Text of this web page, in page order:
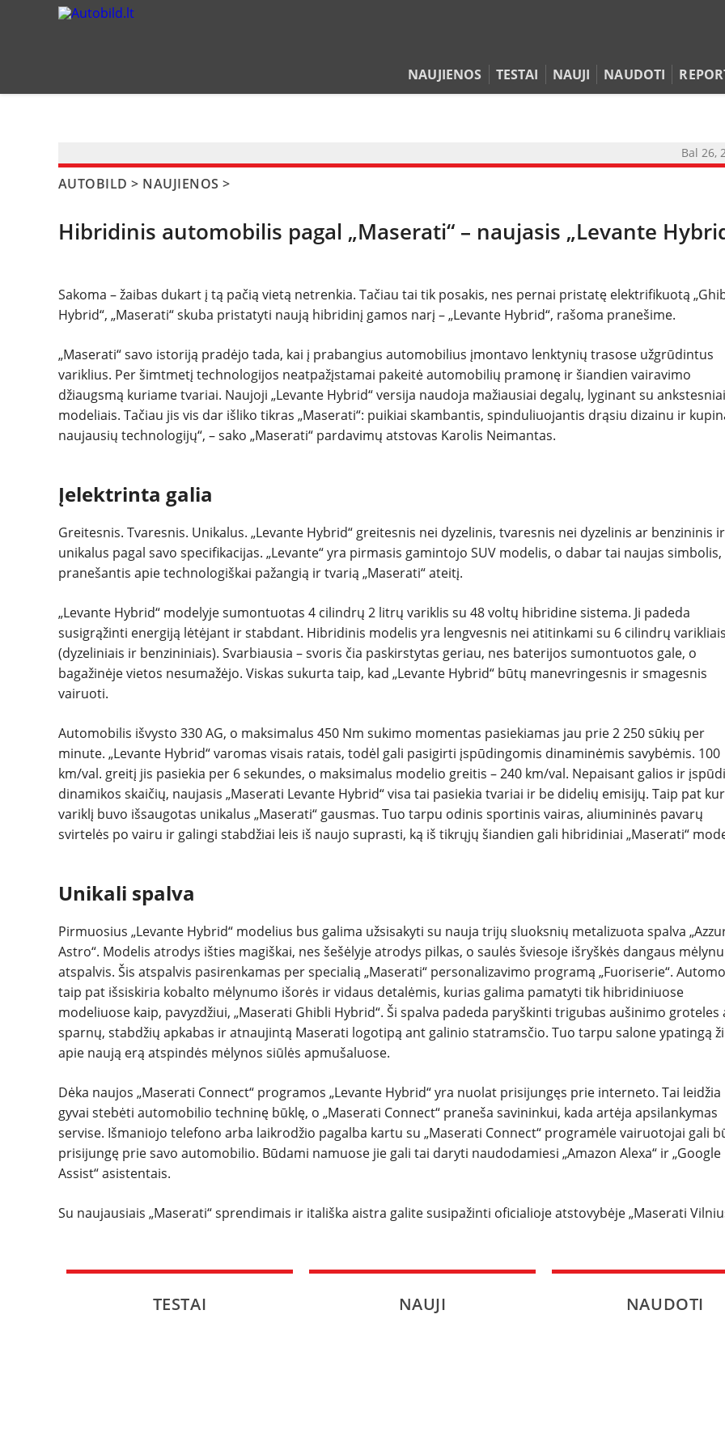
NAUJIENOS TESTAI NAUJI NAUDOTI
NAUJIENOS
NAUJI
NAUDOTI
REPORTAŽAI
ĮVAIRENYBĖS
Bal 26,
AUTOBILD > NAUJIENOS >
Hibridinis automobilis pagal „Maserati“ – naujasis „Levante
Sakoma – žaibas dukart į tą pačią vietą netrenkia. Tačiau tai tik posakis, nes pernai pristatę elektrifikuotą
Hybrid“, „Maserati“ skuba pristatyti naują hibridinį gamos narį – „Levante Hybrid“, rašoma pranešime.
„Maserati“ savo istoriją pradėjo tada, kai į prabangius automobilius įmontavo lenktynių trasose užgrūdintus
variklius. Per šimtmetį technologijos neatpažįstamai pakeitė automobilių pramonę ir šiandien vairavimo
džiaugsmą kuriame tvariai. Naujoji „Levante Hybrid“ versija naudoja mažiausiai degalų, lyginant su
modeliais. Tačiau jis vis dar išliko tikras „Maserati“: puikiai skambantis, spinduliuojantis drąsiu dizainu ir
naujausių technologijų“, – sako „Maserati“ pardavimų atstovas Karolis Neimantas.
Įelektrinta galia
Greitesnis. Tvaresnis. Unikalus. „Levante Hybrid“ greitesnis nei dyzelinis, tvaresnis nei dyzelinis ar benzininis ir
unikalus pagal savo specifikacijas. „Levante“ yra pirmasis gamintojo SUV modelis, o dabar tai naujas simbolis,
pranešantis apie technologiškai pažangią ir tvarią „Maserati“ ateitį.
„Levante Hybrid“ modelyje sumontuotas 4 cilindrų 2 litrų variklis su 48 voltų hibridine sistema. Ji padeda
susigrąžinti energiją lėtėjant ir stabdant. Hibridinis modelis yra lengvesnis nei atitinkami su 6 cilindrų varikliais
(dyzeliniais ir benzininiais). Svarbiausia – svoris čia paskirstytas geriau, nes baterijos sumontuotos gale, o
bagažinėje vietos nesumažėjo. Viskas sukurta taip, kad „Levante Hybrid“ būtų manevringesnis ir smagesnis
vairuoti.
Automobilis išvysto 330 AG, o maksimalus 450 Nm sukimo momentas pasiekiamas jau prie 2 250 sūkių per
minute. „Levante Hybrid“ varomas visais ratais, todėl gali pasigirti įspūdingomis dinaminėmis savybėmis. 100
km/val. greitį jis pasiekia per 6 sekundes, o maksimalus modelio greitis – 240 km/val. Nepaisant galios ir
dinamikos skaičių, naujasis „Maserati Levante Hybrid“ visa tai pasiekia tvariai ir be didelių emisijų. Taip pat
variklį buvo išsaugotas unikalus „Maserati“ gausmas. Tuo tarpu odinis sportinis vairas, aliumininės pavarų
svirtelės po vairu ir galingi stabdžiai leis iš naujo suprasti, ką iš tikrųjų šiandien gali hibridiniai „Maserati“
Unikali spalva
Pirmuosius „Levante Hybrid“ modelius bus galima užsisakyti su nauja trijų sluoksnių metalizuota spalva
Astro“. Modelis atrodys išties magiškai, nes šešėlyje atrodys pilkas, o saulės šviesoje išryškės dangaus
atspalvis. Šis atspalvis pasirenkamas per specialią „Maserati“ personalizavimo programą „Fuoriserie“.
taip pat išsiskiria kobalto mėlynumo išorės ir vidaus detalėmis, kurias galima pamatyti tik hibridiniuose
modeliuose kaip, pavyzdžiui, „Maserati Ghibli Hybrid“. Ši spalva padeda paryškinti trigubas aušinimo groteles
sparnų, stabdžių apkabas ir atnaujintą Maserati logotipą ant galinio statramsčio. Tuo tarpu salone ypatingą
apie naują erą atspindės mėlynos siūlės apmušaluose.
Dėka naujos „Maserati Connect“ programos „Levante Hybrid“ yra nuolat prisijungęs prie interneto. Tai leidžia
gyvai stebėti automobilio techninę būklę, o „Maserati Connect“ praneša savininkui, kada artėja apsilankymas
servise. Išmaniojo telefono arba laikrodžio pagalba kartu su „Maserati Connect“ programėle vairuotojai gali
prisijungę prie savo automobilio. Būdami namuose jie gali tai daryti naudodamiesi „Amazon Alexa“ ir „Google
Assist“ asistentais.
Su naujausiais „Maserati“ sprendimais ir itališka aistra galite susipažinti oficialioje atstovybėje „Maserati
TESTAI NAUJI NAUDOTI